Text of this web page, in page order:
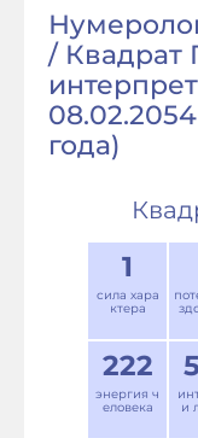
/ Квадрат
года)
1
сила хара
ктера
222
энергия ч
еловека
и